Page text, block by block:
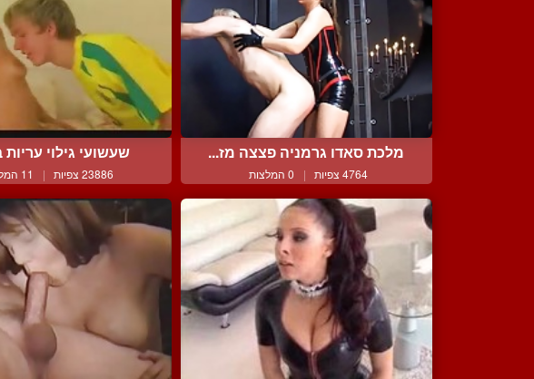
מלכת סאדו גרמניה פצצה מז...
4764 צפיות | 0 המלצות
שעשועי גילוי עריות
23886 צפיות | 11 המלצות